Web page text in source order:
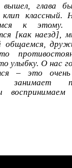
вышел, глава
классный.
к
[как наезд],
общаемся,
улыбку. О нас
– это
занимает